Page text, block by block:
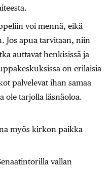
voi mennä, eikä
Jos apua tarvitaan, niin
auttavat henkisissä ja
on erilaisia
palvelevat ihan samaa
ole tarjolla läsnäoloa.
myös kirkon paikka
vallan